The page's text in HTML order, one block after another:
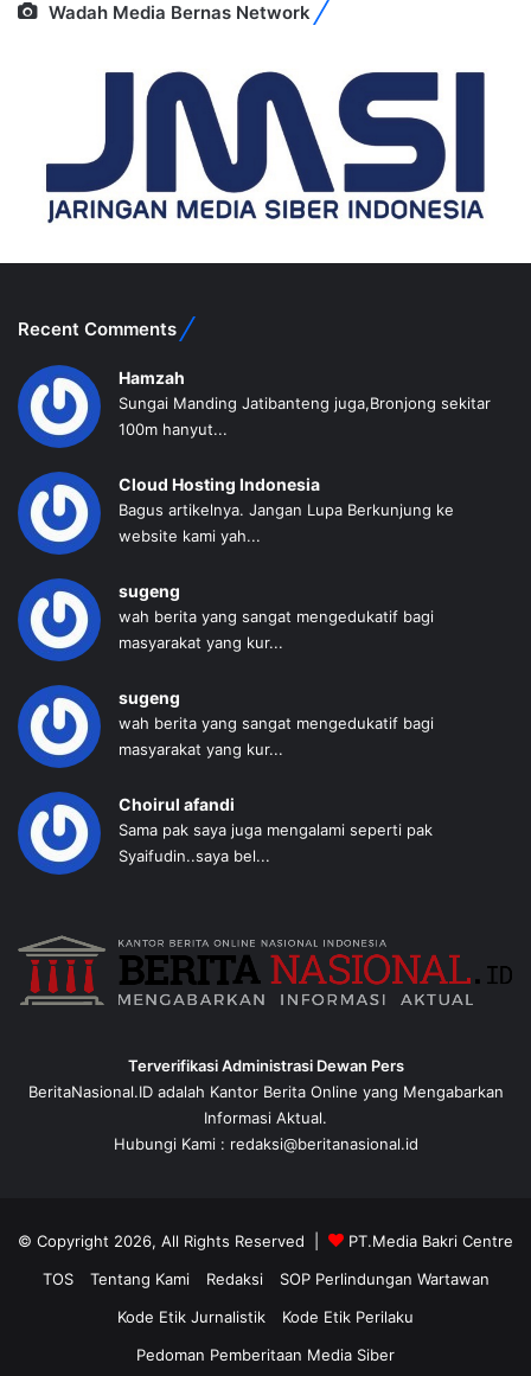
Wadah Media Bernas Network
Recent Comments
Hamzah
Sungai Manding Jatibanteng juga,Bronjong sekitar
100m hanyut...
Cloud Hosting Indonesia
Bagus artikelnya. Jangan Lupa Berkunjung ke
website kami yah...
sugeng
wah berita yang sangat mengedukatif bagi
masyarakat yang kur...
sugeng
wah berita yang sangat mengedukatif bagi
masyarakat yang kur...
Choirul afandi
Sama pak saya juga mengalami seperti pak
Syaifudin..saya bel...
Terverifikasi Administrasi Dewan Pers
BeritaNasional.ID adalah Kantor Berita Online yang Mengabarkan
Informasi Aktual.
Hubungi Kami : redaksi@beritanasional.id
© Copyright 2026, All Rights Reserved |
PT.Media Bakri Centre
TOS
Tentang Kami Redaksi
SOP Perlindungan Wartawan
Kode Etik Jurnalistik
Kode Etik Perilaku
Pedoman Pemberitaan Media Siber